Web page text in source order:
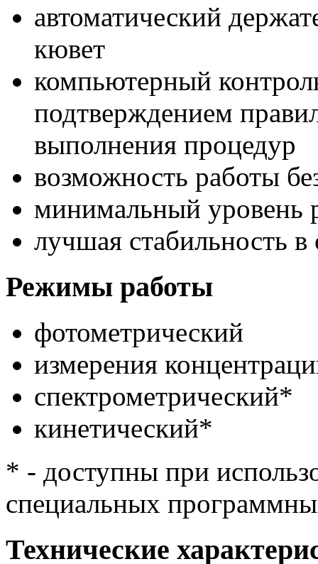
автоматический
кювет
компьютерный
подтверждением
выполнения процедур
возможность работы
минимальный уровень
лучшая стабильность в
Режимы работы
фотометрический
измерения
спектрометрический*
кинетический*
* - доступны при
специальных
Технические